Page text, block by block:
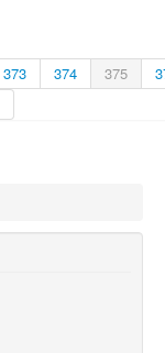
373 374 375